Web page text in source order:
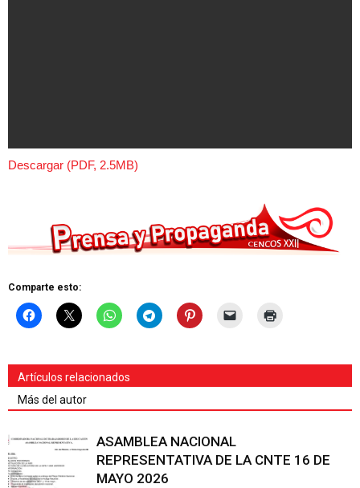
Descargar (PDF, 2.5MB)
Comparte esto:
Artículos relacionados
Más del autor
ASAMBLEA NACIONAL
REPRESENTATIVA DE LA CNTE 16 DE
MAYO 2026